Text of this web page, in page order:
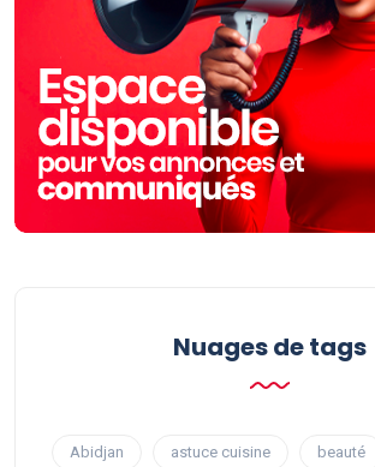
Nuages ​​de tags
Abidjan astuce cuisine beauté